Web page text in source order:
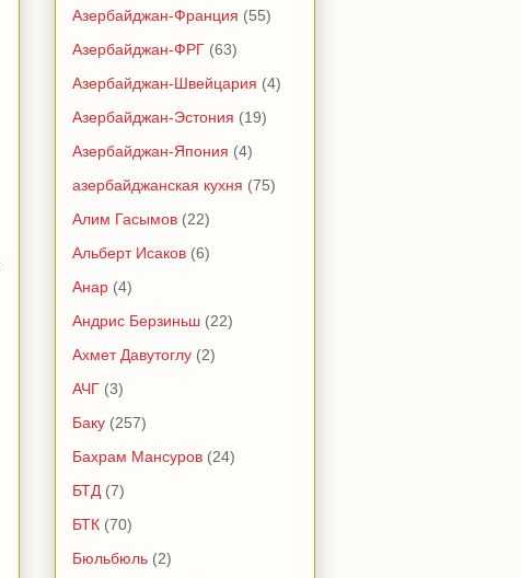
Азербайджан-Франция (55)
Азербайджан-ФРГ (63)
Азербайджан-Швейцария (4)
Азербайджан-Эстония (19)
Азербайджан-Япония (4)
азербайджанская кухня (75)
Алим Гасымов (22)
Альберт Исаков (6)
Анар (4)
Андрис Берзиньш (22)
Ахмет Давутоглу (2)
АЧГ (3)
Баку (257)
Бахрам Мансуров (24)
БТД (7)
БТК (70)
Бюльбюль (2)